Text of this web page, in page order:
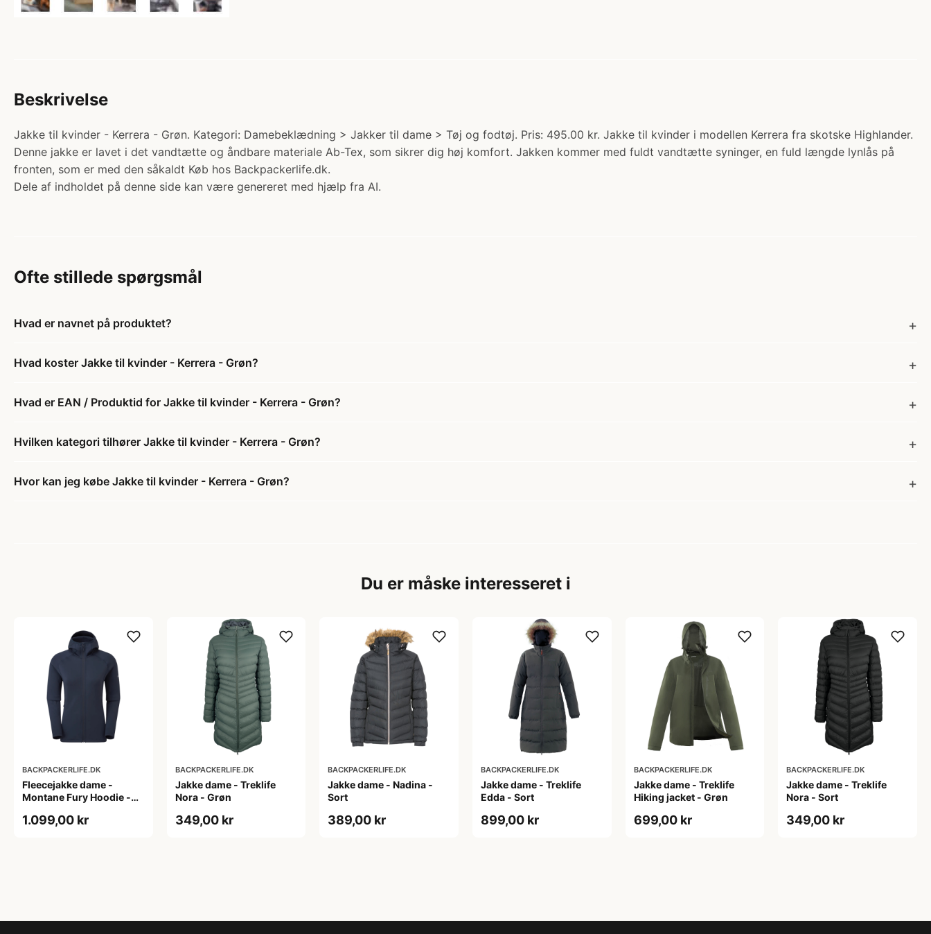
Beskrivelse
Jakke til kvinder - Kerrera - Grøn. Kategori: Damebeklædning > Jakker til dame > Tøj og fodtøj. Pris: 495.00 kr. Jakke til kvinder i modellen Kerrera fra skotske Highlander.
Denne jakke er lavet i det vandtætte og åndbare materiale Ab-Tex, som sikrer dig høj komfort. Jakken kommer med fuldt vandtætte syninger, en fuld længde lynlås på
fronten, som er med den såkaldt Køb hos Backpackerlife.dk.
Dele af indholdet på denne side kan være genereret med hjælp fra AI.
Ofte stillede spørgsmål
Hvad er navnet på produktet?
Hvad koster Jakke til kvinder - Kerrera - Grøn?
Hvad er EAN / Produktid for Jakke til kvinder - Kerrera - Grøn?
Hvilken kategori tilhører Jakke til kvinder - Kerrera - Grøn?
Hvor kan jeg købe Jakke til kvinder - Kerrera - Grøn?
Du er måske interesseret i
BACKPACKERLIFE.DK
Fleecejakke dame -
Montane Fury Hoodie -
1.099,00 kr
BACKPACKERLIFE.DK
Jakke dame - Treklife
Nora - Grøn
349,00 kr
BACKPACKERLIFE.DK
Jakke dame - Nadina -
Sort
389,00 kr
BACKPACKERLIFE.DK
Jakke dame - Treklife
Edda - Sort
899,00 kr
BACKPACKERLIFE.DK
Jakke dame - Treklife
Hiking jacket - Grøn
699,00 kr
BACKPACKERLIFE.DK
Jakke dame - Treklife
Nora - Sort
349,00 kr